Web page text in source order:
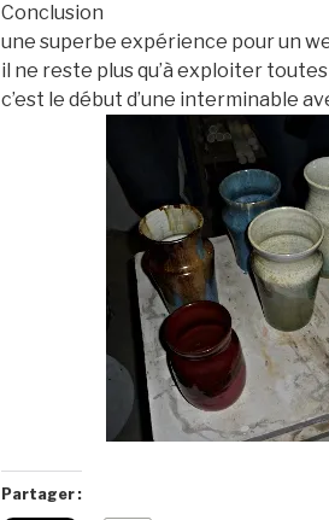
Conclusion
une superbe expérience pour un
il ne reste plus qu’à exploiter
c’est le début d’une interminable
Partager :